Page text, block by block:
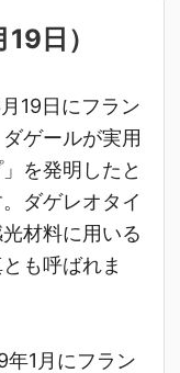
19日 ）
19日にフラン
ゲールが実用
を発明したと
ダゲレオタイ
材料に用いる
も呼ばれま
1月にフラン